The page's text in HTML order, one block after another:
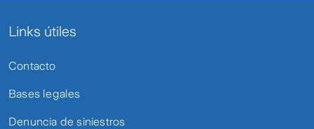
Links útiles
Contacto
Bases legales
Denuncia de siniestros